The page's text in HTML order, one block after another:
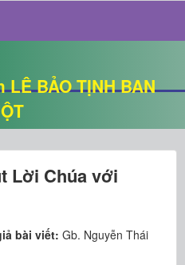
LÊ BẢO TỊNH BAN
Lời Chúa với
bài viết: Gb. Nguyễn Thái